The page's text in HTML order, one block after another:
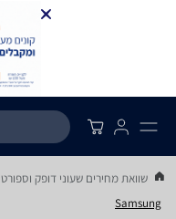
השוואת מחירים שעוני דופק וספורט
Samsung